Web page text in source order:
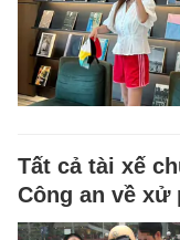
Tất cả tài xế
Công an về xử